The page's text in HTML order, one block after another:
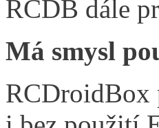
RCDB dále
Má smysl
RCDroidBox